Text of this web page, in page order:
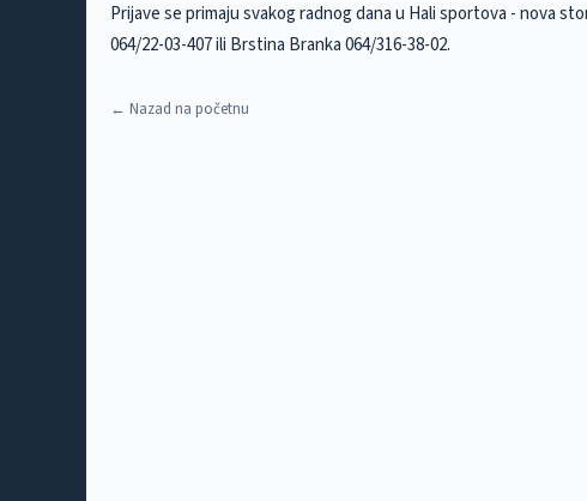
Prijave se primaju svakog radnog dana u Hali sportova - nova
064/22-03-407 ili Brstina Branka 064/316-38-02.
← Nazad na početnu